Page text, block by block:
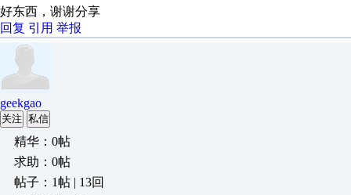
好东西，谢谢分享
回复 引用 举报
geekgao
关注 私信
精华：0帖
求助：0帖
帖子：1帖 | 13回